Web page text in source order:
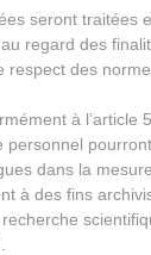
seront traitées
regard des
respect des
à l’article
personnel
dans la
à des fins